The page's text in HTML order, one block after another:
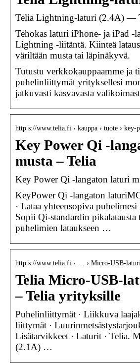
Telia Lightning-laturi (2.4A) —
Tehokas laturi iPhone- ja iPad -
Lightning -liitäntä. Kiinteä
väriltään musta tai läpinäkyvä.
Tutustu verkkokauppaamme ja
puhelinliittymät yrityksellesi
jatkuvasti kasvavasta
http s://www.telia.fi › kauppa › tuote ›
Key Power Qi -
musta – Telia
Key Power Qi -langaton laturi
KeyPower Qi -langaton
· Lataa yhteensopiva puhelimesi
Sopii Qi-standardin pikalatausta
puhelimien lataukseen …
http s://www.telia.fi › … › Micro-USB-
Telia Micro-USB-
– Telia yrityksille
Puhelinliittymät · Liikkuva
liittymät ·
Lisätarvikkeet · Laturit · Telia.
(2.1A) …